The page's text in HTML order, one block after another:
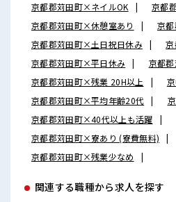
京都郡苅田町×ネイルOK
京都
京都郡苅田町×休憩室あり
京
京都郡苅田町×土日祝日休み
京都郡苅田町×平日休み
京都
京都郡苅田町×残業 20H以上
京都郡苅田町×平均年齢20代
京都郡苅田町×40代以上も活躍
京都郡苅田町×寮あり (寮費無料)
京都郡苅田町×残業少なめ
関連する職種から求人を探す